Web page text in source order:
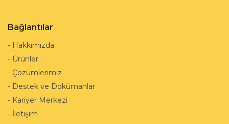
Bağlantılar
- Hakkımızda
- Ürünler
- Çözümlerimiz
- Destek ve Dokümanlar
- Kariyer Merkezi
- İletişim